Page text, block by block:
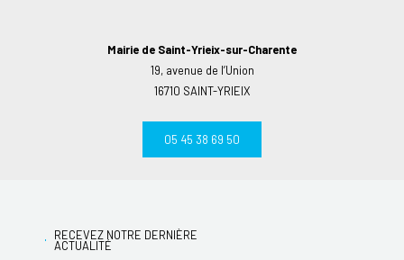
Mairie de Saint-Yrieix-sur-Charente
19, avenue de l’Union
16710 SAINT-YRIEIX
05 45 38 69 50
RECEVEZ NOTRE DERNIÈRE
ACTUALITÉ